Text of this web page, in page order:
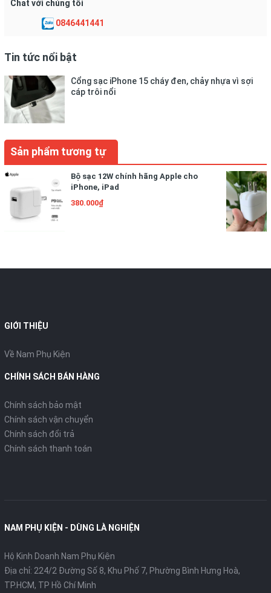
Chat với chúng tôi
0846441441
Tin tức nổi bật
Cổng sạc iPhone 15 cháy đen, chảy nhựa vì sợi
cáp trôi nổi
Sản phẩm tương tự
Bộ sạc 12W chính hãng Apple cho
iPhone, iPad
380.000₫
GIỚI THIỆU
Về Nam Phụ Kiện
CHÍNH SÁCH BÁN HÀNG
Chính sách bảo mật
Chính sách vận chuyển
Chính sách đổi trả
Chính sách thanh toán
NAM PHỤ KIỆN - DÙNG LÀ NGHIỆN
Hộ Kinh Doanh Nam Phụ Kiện
Địa chỉ: 224/2 Đường Số 8, Khu Phố 7, Phường Bình Hưng Hoà,
TP.HCM, TP Hồ Chí Minh